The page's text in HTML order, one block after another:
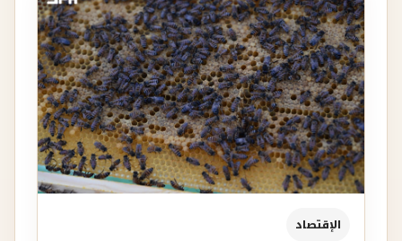
الإقتصاد